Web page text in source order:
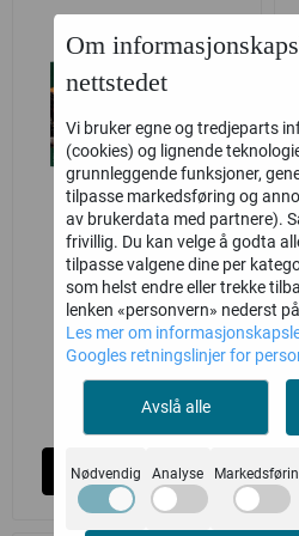
Warhammer
Underworlds:
Kamandora's
Blades
Games Workshop
330,-
på lager
Kjøp
Om
nettstedet
Vi bruker egne og tredjeparts
(cookies) og lignende
grunnleggende funksjoner,
tilpasse markedsføring og
av brukerdata med partnere).
frivillig. Du kan velge å godta
tilpasse valgene dine per
som helst endre eller trekke
lenken «personvern» nederst
Les mer om
Googles retningslinjer for
Avslå alle
Nødvendig Analyse